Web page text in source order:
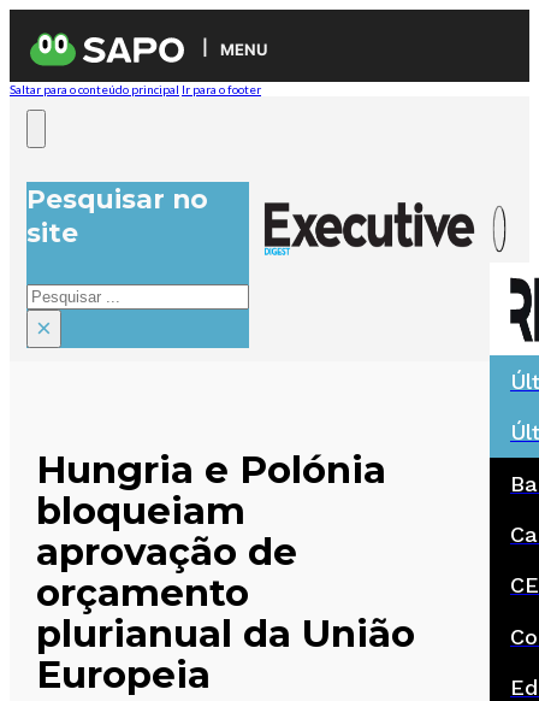
MENU
Saltar para o conteúdo principal Ir para o footer
Pesquisar no
site
Pesquisar
×
Hungria e Polónia
bloqueiam
aprovação de
orçamento
plurianual da União
Europeia